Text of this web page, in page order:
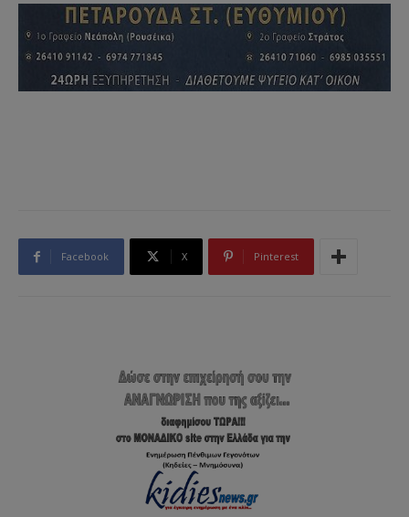
Facebook X Pinterest